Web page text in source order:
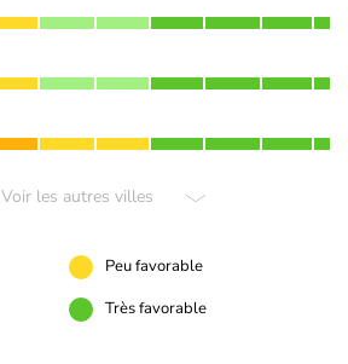
Voir les autres villes
Peu favorable
Très favorable